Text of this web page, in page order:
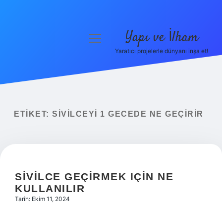
Yasal Uyarı
menüyü
Yapı ve İlham
Yaratıcı projelerle dünyanı inşa et!
ETIKET: SIVILCEYI 1 GECEDE NE GEÇIRIR
SIVILCE GEÇIRMEK IÇIN NE
KULLANILIR
Tarih: Ekim 11, 2024